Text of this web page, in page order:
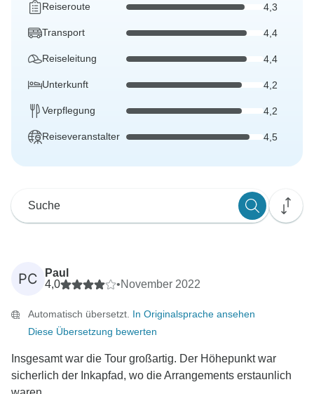
Reiseroute 4,3
Transport 4,4
Reiseleitung 4,4
Unterkunft 4,2
Verpflegung 4,2
Reiseveranstalter 4,5
PC
Paul
4,0
•November 2022
Automatisch übersetzt. In Originalsprache ansehen
Diese Übersetzung bewerten
Insgesamt war die Tour großartig. Der Höhepunkt war
sicherlich der Inkapfad, wo die Arrangements erstaunlich